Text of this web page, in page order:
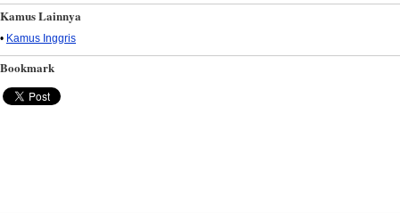
Kamus Lainnya
• Kamus Inggris
Bookmark